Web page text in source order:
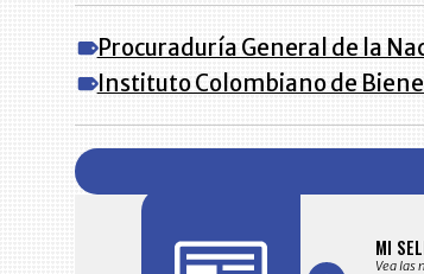
Procuraduría General de la
Instituto Colombiano de
en su correo electrónico las noticias seleccionadas por nuestro
MI
Vea las